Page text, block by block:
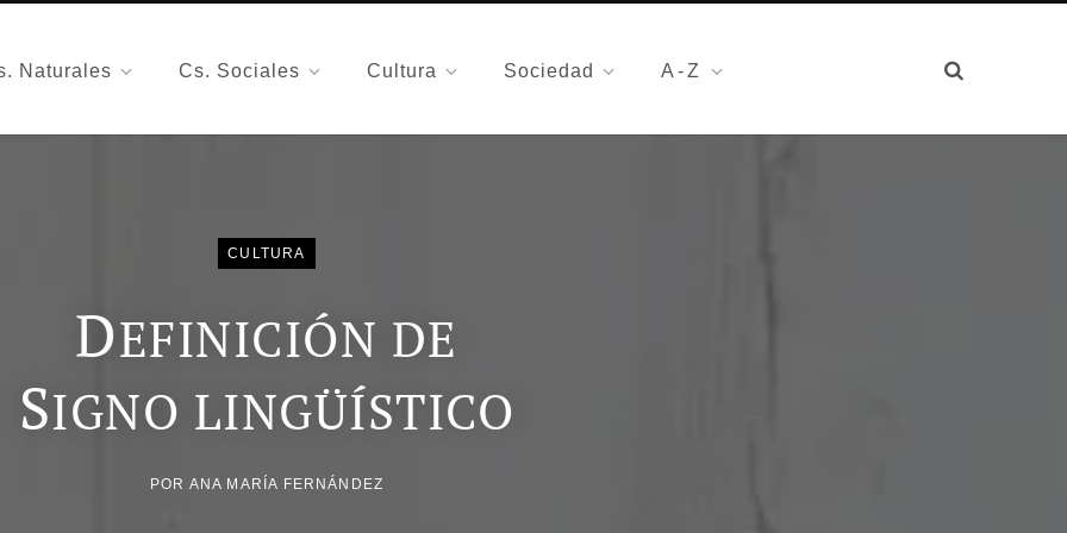
Naturales Cs. Sociales Cultura Sociedad A-Z
CULTURA
DEFINICIÓN DE
SIGNO LINGÜÍSTICO
POR ANA MARÍA FERNÁNDEZ